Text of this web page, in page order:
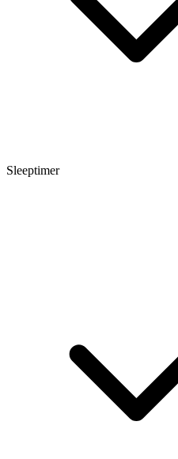
Sleeptimer